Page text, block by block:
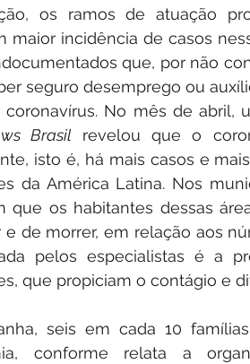
os ramos de atuação
maior incidência de casos
que, por não
seguro desemprego ou
Brasil revelou que o
isto é, há mais casos e
da América Latina. Nos
que os habitantes dessas
e de morrer, em relação aos
pelos especialistas é a
que propiciam o contágio e
seis em cada 10
conforme relata a